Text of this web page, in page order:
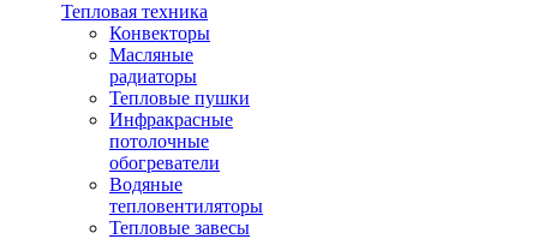
Тепловая техника
Конвекторы
Масляные
радиаторы
Тепловые пушки
Инфракрасные
потолочные
обогреватели
Водяные
тепловентиляторы
Тепловые завесы